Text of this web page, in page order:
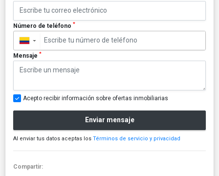
Número de teléfono *
▼
Mensaje *
Acepto recibir información sobre ofertas inmobiliarias
Enviar mensaje
Al enviar tus datos aceptas los Términos de servicio y privacidad
Compartir: